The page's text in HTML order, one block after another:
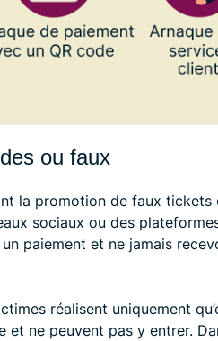
ou faux
la promotion de faux
sociaux ou des
paiement et ne jamais
réalisent uniquement
et ne peuvent pas y entrer.